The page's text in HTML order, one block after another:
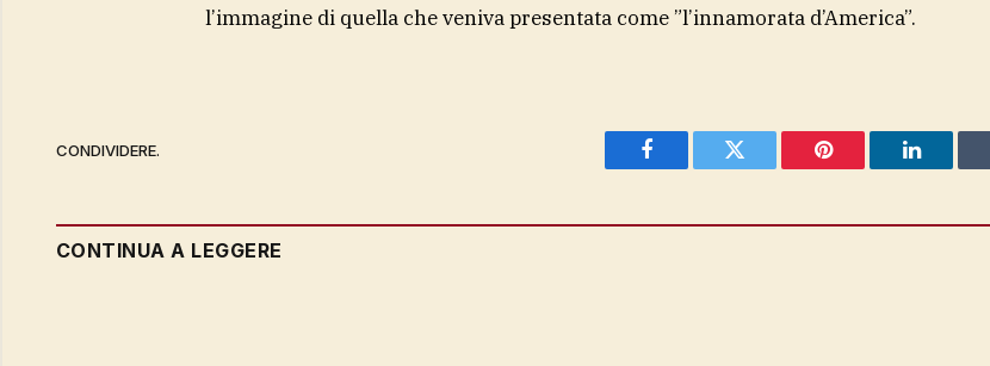
l’immagine di quella che veniva presentata come ”l’innamorata d’America”.
CONDIVIDERE.
Facebook Twitter Pinterest LinkedIn
CONTINUA A LEGGERE